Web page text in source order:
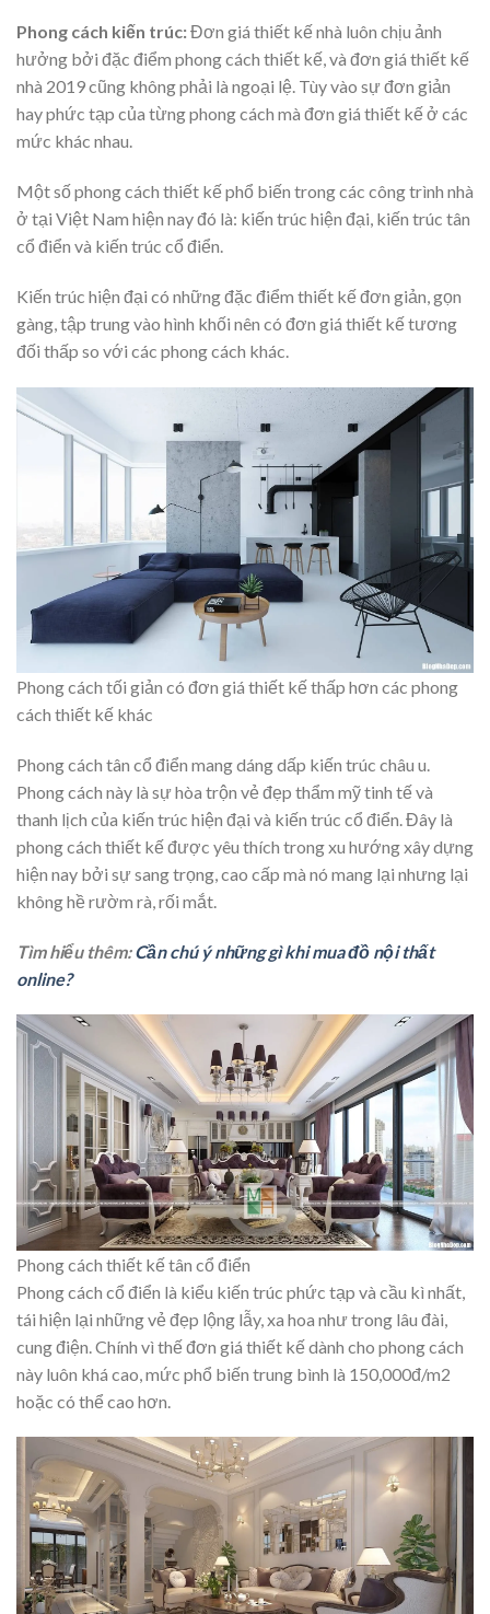
Phong cách kiến trúc:Đơn giá thiết kế nhà luôn chịu ảnh
hưởng bởi đặc điểm phong cách thiết kế, và đơn giá thiết kế
nhà 2019 cũng không phải là ngoại lệ. Tùy vào sự đơn giản
hay phức tạp của từng phong cách mà đơn giá thiết kế ở các
mức khác nhau.
Một số phong cách thiết kế phổ biến trong các công trình nhà
ở tại Việt Nam hiện nay đó là: kiến trúc hiện đại, kiến trúc tân
cổ điển và kiến trúc cổ điển.
Kiến trúc hiện đại có những đặc điểm thiết kế đơn giản, gọn
gàng, tập trung vào hình khối nên có đơn giá thiết kế tương
đối thấp so với các phong cách khác.
Phong cách tối giản có đơn giá thiết kế thấp hơn các phong
cách thiết kế khác
Phong cách tân cổ điển mang dáng dấp kiến trúc châu u.
Phong cách này là sự hòa trộn vẻ đẹp thẩm mỹ tinh tế và
thanh lịch của kiến trúc hiện đại và kiến trúc cổ điển. Đây là
phong cách thiết kế được yêu thích trong xu hướng xây dựng
hiện nay bởi sự sang trọng, cao cấp mà nó mang lại nhưng lại
không hề rườm rà, rối mắt.
Tìm hiểu thêm:Cần chú ý những gì khi mua đồ nội thất
online?
Phong cách thiết kế tân cổ điển
Phong cách cổ điển là kiểu kiến trúc phức tạp và cầu kì nhất,
tái hiện lại những vẻ đẹp lộng lẫy, xa hoa như trong lâu đài,
cung điện. Chính vì thế đơn giá thiết kế dành cho phong cách
này luôn khá cao, mức phổ biến trung bình là 150,000đ/m2
hoặc có thể cao hơn.